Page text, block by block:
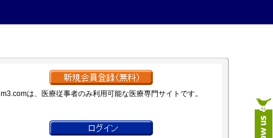
m3.comは、医療従事者のみ利用可能な医療専門サイトです。